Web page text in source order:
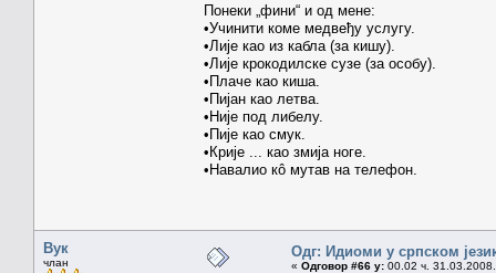
Понеки „фини“ и од мене:
•Учинити коме медвеђу услугу.
•Лије као из кабла (за кишу).
•Лије крокодилске сузе (за особу).
•Плаче као киша.
•Пијан као летва.
•Није под либелу.
•Пије као смук.
•Крије ... као змија ноге.
•Навалио кô мутав на телефон.
Вук
члан
Одг: Идиоми у српском
« Одговор #66 у: 00.02 ч.